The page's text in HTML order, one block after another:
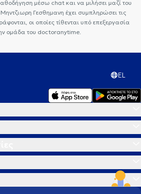
μέσω chat και να μιλήσει μαζί του
Γεσθημανη έχει συμπληρώσει τις
οι οποίες τίθενται υπό επεξεργασία
ομάδα του doctoranytime.
EL